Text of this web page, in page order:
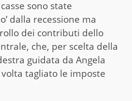
sono state
dalla recessione ma
dei contributi dello
che, per scelta della
guidata da Angela
tagliato le imposte